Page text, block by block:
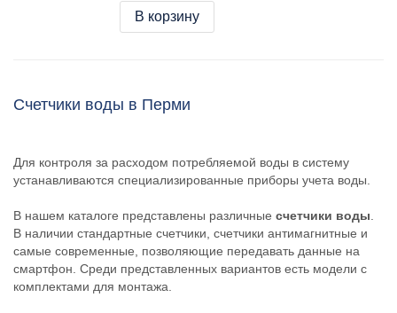
В корзину
Счетчики воды в Перми
Для контроля за расходом потребляемой воды в систему
устанавливаются специализированные приборы учета воды.
В нашем каталоге представлены различные счетчики воды
В наличии стандартные счетчики, счетчики антимагнитные и
самые современные, позволяющие передавать данные на
смартфон. Среди представленных вариантов есть модели с
комплектами для монтажа.